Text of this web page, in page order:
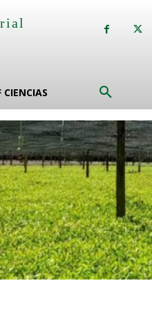
CIENCIAS